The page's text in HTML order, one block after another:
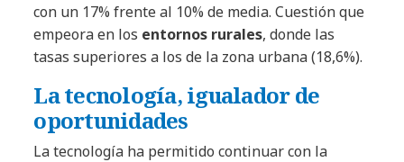
con un 17% frente al 10% de media. Cuestión que
empeora en los entornos rurales, donde las
tasas superiores a los de la zona urbana (18,6%).
La tecnología, igualador de
oportunidades
La tecnología ha permitido continuar con la